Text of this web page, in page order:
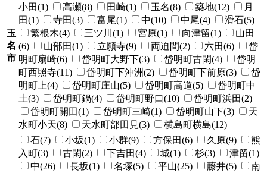
玉
名
市
小田(1)
高瀬(8) 田崎(1) 玉名(8) 築地(12)
月
田(1)
寺田(3) 富尾(1) 中(10) 中尾(4)
滑石(5)
繁根木(4)
三ツ川(1) 宮原(1) 向津留(1)
山田
(6)
山部田(1) 立願寺(9) 両迫間(2) 六田(6)
岱
明町扇崎(6)
岱明町大野下(3) 岱明町古閑(4)
岱明
町西照寺(11)
岱明町下沖洲(2) 岱明町下前原(3)
岱
明町上(4)
岱明町庄山(5) 岱明町高道(5)
岱明町中
土(3)
岱明町鍋(4) 岱明町野口(10)
岱明町浜田(2)
岱明町開田(1)
岱明町三崎(1) 岱明町山下(3)
天
水町小天(8)
天水町部田見(3) 横島町横島(12)
石(7) 小坂(1) 小群(9) 方保田(6) 久原(9)
熊
入町(3)
古閑(2) 下吉田(4) 城(1) 杉(3)
津留(1)
中(26)
長坂(1) 名塚(5) 平山(25) 藤井(5)
南